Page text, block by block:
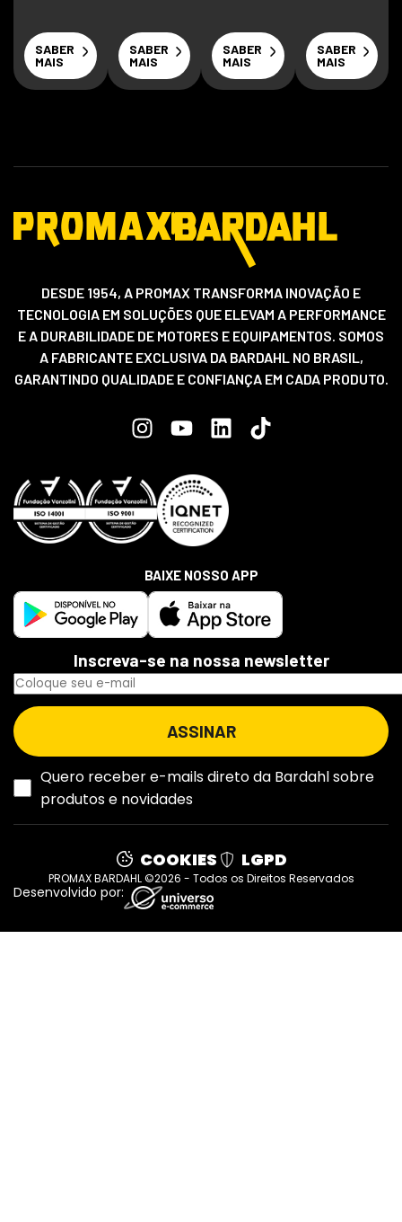
SABER
MAIS
SABER
MAIS
SABER
MAIS
SABER
MAIS
DESDE 1954, A PROMAX TRANSFORMA INOVAÇÃO E
TECNOLOGIA EM SOLUÇÕES QUE ELEVAM A PERFORMANCE
E A DURABILIDADE DE MOTORES E EQUIPAMENTOS. SOMOS
A FABRICANTE EXCLUSIVA DA BARDAHL NO BRASIL,
GARANTINDO QUALIDADE E CONFIANÇA EM CADA PRODUTO.
Inscreva-se na nossa newsletter
Quero receber e-mails direto da Bardahl sobre
produtos e novidades
BAIXE NOSSO APP
COOKIES LGPD
PROMAX BARDAHL ©2026 - Todos os Direitos Reservados
Desenvolvido por: